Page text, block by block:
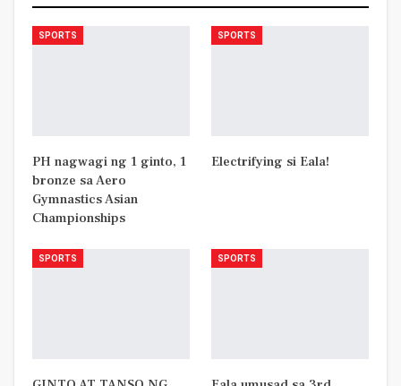
SPORTS
PH nagwagi ng 1 ginto, 1
bronze sa Aero
Gymnastics Asian
Championships
SPORTS
Electrifying si Eala!
SPORTS SPORTS